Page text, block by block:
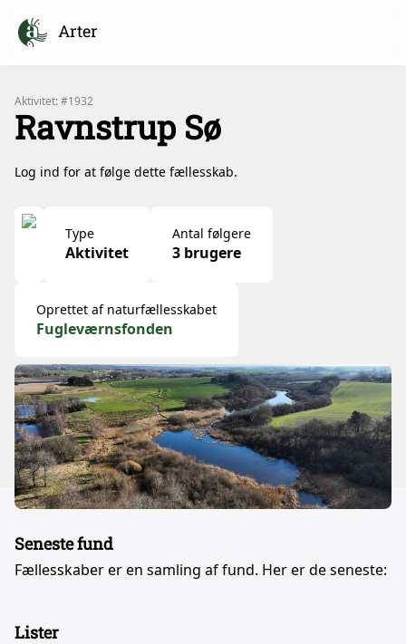
Arter
Aktivitet: #1932
Ravnstrup Sø
Log ind for at følge dette fællesskab.
Type
Aktivitet
Antal følgere
3 brugere
Oprettet af naturfællesskabet
Fugleværnsfonden
Seneste fund
Fællesskaber er en samling af fund. Her er de seneste:
Lister